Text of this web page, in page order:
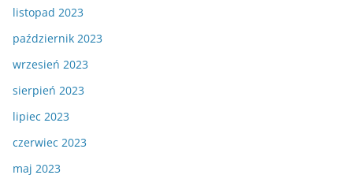
listopad 2023
październik 2023
wrzesień 2023
sierpień 2023
lipiec 2023
czerwiec 2023
maj 2023